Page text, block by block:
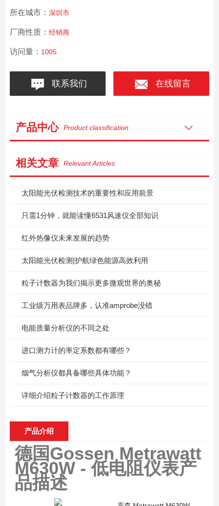
所在城市： 深圳市
厂商性质： 经销商
访问量： 1005
联系我们 在线留言
产品中心 Product classification
相关文章 Relevant Articles
太阳能光伏检测技术的重要性和应用前景
只需1分钟，就能读懂6531风速仪全部知识
红外热像仪未来发展的趋势
太阳能光伏检测|护航绿色能源高效利用
粒子计数器为我们揭示更多微观世界的奥秘
工业级万用表品牌多，认准amprobe没错
电能质量分析仪的不同之处
进口测力计的率定系数都有哪些？
烟气分析仪都具备哪些具体功能？
详细介绍粒子计数器的工作原理
产品介绍
德国Gossen Metrawatt
M630W - 低电阻仪表产
品描述